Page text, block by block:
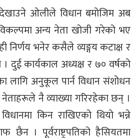
देखाउने ओलीले विधान बमोजिम अब
अन्य नेता खोजी गरेको भए
निर्णय भनेर कसैले व्यङ्गय कटाक्ष र
दुई कार्यकाल अध्यक्ष र ७० वर्षको
लागि अनुकूल पार्न विधान संशोधन
नै व्याख्या गरिरहेका छन् ।
विधानमा किन राखिएको थियो भन्ने
छैन । पूर्वराष्ट्रपतिको हैसियतमा